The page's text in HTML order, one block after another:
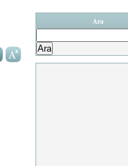
Ara